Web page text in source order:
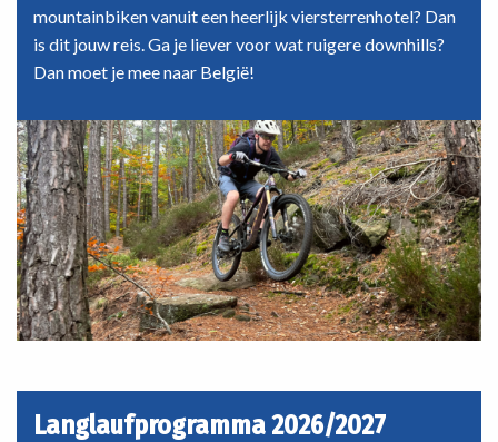
mountainbiken vanuit een heerlijk viersterrenhotel? Dan
is dit jouw reis. Ga je liever voor wat ruigere downhills?
Dan moet je mee naar België!
Langlaufprogramma 2026/2027